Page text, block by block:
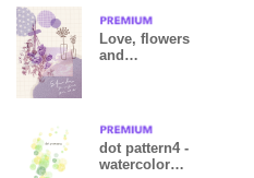
Love, flowers
and
dot pattern4 -
watercolor